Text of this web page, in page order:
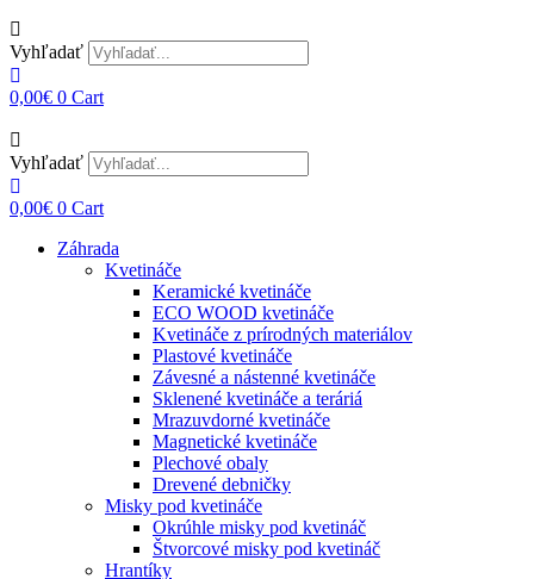
Vyhľadať
0,00€ 0 Cart
Vyhľadať
0,00€ 0 Cart
Záhrada
Kvetináče
Keramické kvetináče
ECO WOOD kvetináče
Kvetináče z prírodných materiálov
Plastové kvetináče
Závesné a nástenné kvetináče
Sklenené kvetináče a teráriá
Mrazuvdorné kvetináče
Magnetické kvetináče
Plechové obaly
Drevené debničky
Misky pod kvetináče
Okrúhle misky pod kvetináč
Štvorcové misky pod kvetináč
Hrantíky